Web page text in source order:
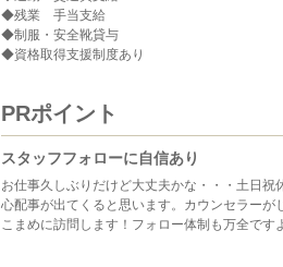
◆残業 手当支給
◆制服・安全靴貸与
◆資格取得支援制度あり
PRポイント
スタッフフォローに自信あり
お仕事久しぶりだけど大丈夫かな・・・土日
心配事が出てくると思います。カウンセラー
こまめに訪問します！フォロー体制も万全です